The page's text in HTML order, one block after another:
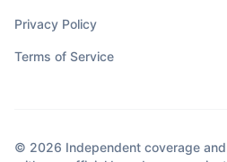
Privacy Policy
Terms of Service
© 2026 Independent coverage